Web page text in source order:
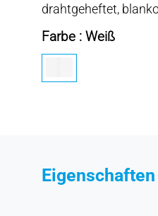
drahtgeheftet,
Farbe : Weiß
Eigenschaften